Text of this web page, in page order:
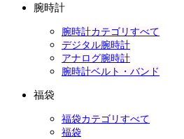
腕時計
腕時計カテゴリすべて
デジタル腕時計
アナログ腕時計
腕時計ベルト・バンド
福袋
福袋カテゴリすべて
福袋